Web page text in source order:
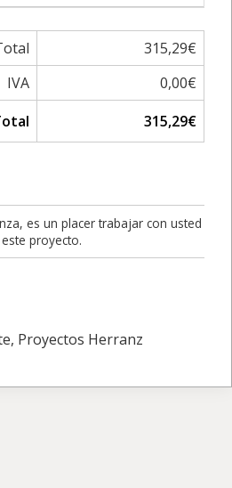
315,29€
IVA
0,00€
315,29€
es un placer trabajar con usted
proyecto.
Proyectos Herranz